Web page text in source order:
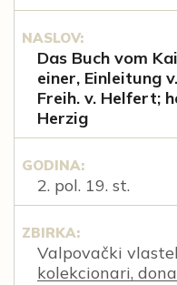
NASLOV:
Das Buch vom
einer, Einleitung
Freih. v. Helfert;
Herzig
GODINA:
2. pol. 19. st.
ZBIRKA:
Valpovački
kolekcionari,